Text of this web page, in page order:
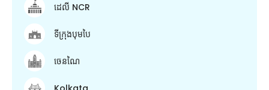
ដេលី NCR
ទីក្រុងបុមបៃ
ចេនណៃ